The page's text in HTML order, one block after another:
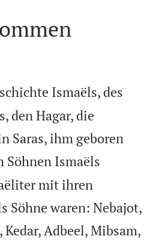
Ismaëls, des
den Hagar, die
Saras, ihm geboren
Söhnen Ismaëls
mit ihren
Söhne waren: Nebajot,
Kedar, Adbeel, Mibsam,